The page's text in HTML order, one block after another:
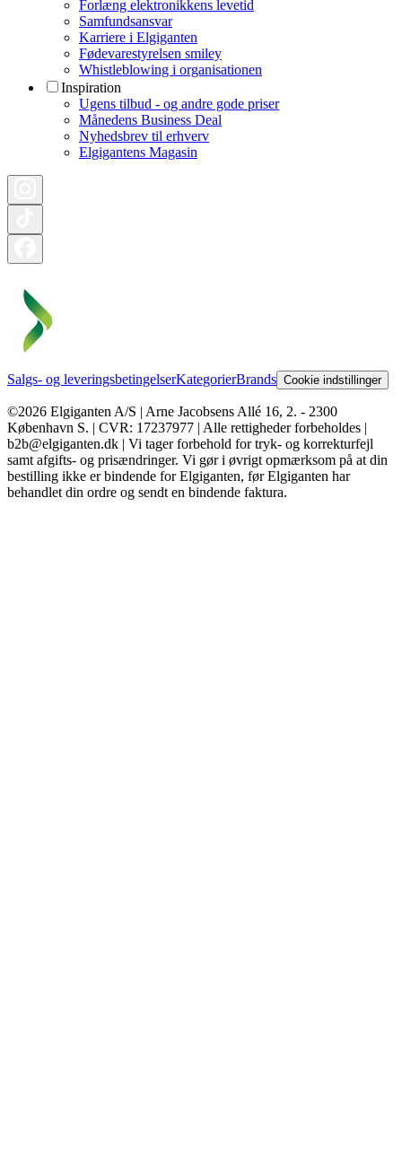
Forlæng elektronikkens levetid
Samfundsansvar
Karriere i Elgiganten
Fødevarestyrelsen smiley
Whistleblowing i organisationen
Inspiration
Ugens tilbud - og andre gode priser
Månedens Business Deal
Nyhedsbrev til erhverv
Elgigantens Magasin
Salgs- og leveringsbetingelserKategorierBrands Cookie indstillinger
©2026 Elgiganten A/S | Arne Jacobsens Allé 16, 2. - 2300
København S. | CVR: 17237977 | Alle rettigheder forbeholdes |
b2b@elgiganten.dk | Vi tager forbehold for tryk- og korrekturfejl
samt afgifts- og prisændringer. Vi gør i øvrigt opmærksom på at din
bestilling ikke er bindende for Elgiganten, før Elgiganten har
behandlet din ordre og sendt en bindende faktura.